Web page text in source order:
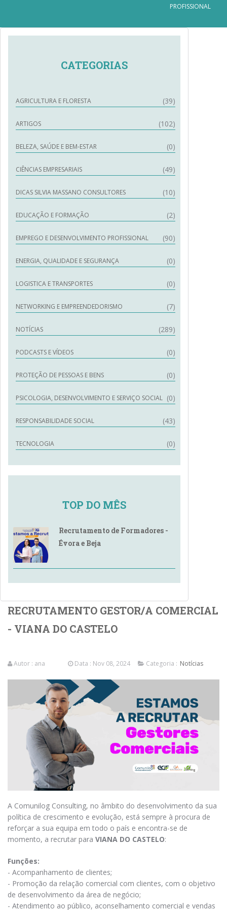
PROFISSIONAL
CATEGORIAS
AGRICULTURA E FLORESTA (39)
ARTIGOS (102)
BELEZA, SAÚDE E BEM-ESTAR (0)
CIÊNCIAS EMPRESARIAIS (49)
DICAS SILVIA MASSANO CONSULTORES (10)
EDUCAÇÃO E FORMAÇÃO (2)
EMPREGO E DESENVOLVIMENTO PROFISSIONAL (90)
ENERGIA, QUALIDADE E SEGURANÇA (0)
LOGISTICA E TRANSPORTES (0)
NETWORKING E EMPREENDEDORISMO (7)
NOTÍCIAS (289)
PODCASTS E VÍDEOS (0)
PROTEÇÃO DE PESSOAS E BENS (0)
PSICOLOGIA, DESENVOLVIMENTO E SERVIÇO SOCIAL (0)
RESPONSABILIDADE SOCIAL (43)
TECNOLOGIA (0)
TOP DO MÊS
Recrutamento de Formadores -
Évora e Beja
RECRUTAMENTO GESTOR/A COMERCIAL
- VIANA DO CASTELO
Autor : ana Data : Nov 08, 2024 Categoria : Notícias
A Comunilog Consulting, no âmbito do desenvolvimento da sua
política de crescimento e evolução, está sempre à procura de
reforçar a sua equipa em todo o país e encontra-se de
momento, a recrutar para VIANA DO CASTELO:
Funções:
- Acompanhamento de clientes;
- Promoção da relação comercial com clientes, com o objetivo
de desenvolvimento da área de negócio;
- Atendimento ao público, aconselhamento comercial e vendas